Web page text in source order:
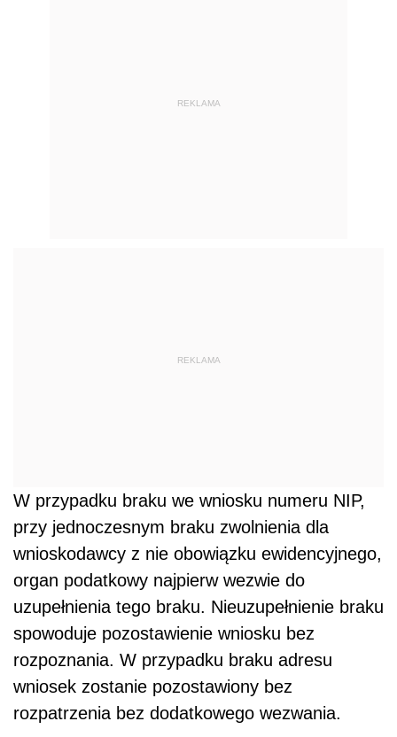
REKLAMA
REKLAMA
W przypadku braku we wniosku numeru NIP,
przy jednoczesnym braku zwolnienia dla
wnioskodawcy z nie obowiązku ewidencyjnego,
organ podatkowy najpierw wezwie do
uzupełnienia tego braku. Nieuzupełnienie braku
spowoduje pozostawienie wniosku bez
rozpoznania. W przypadku braku adresu
wniosek zostanie pozostawiony bez
rozpatrzenia bez dodatkowego wezwania.